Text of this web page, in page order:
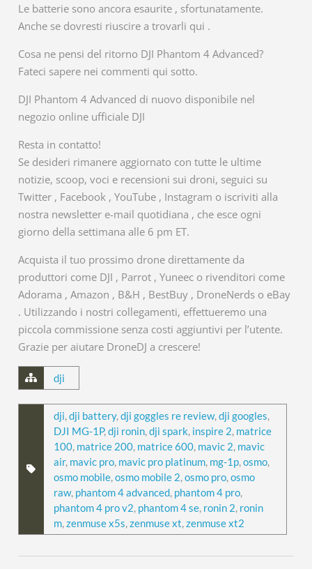
Le batterie sono ancora esaurite , sfortunatamente.
Anche se dovresti riuscire a trovarli qui .
Cosa ne pensi del ritorno DJI Phantom 4 Advanced?
Fateci sapere nei commenti qui sotto.
DJI Phantom 4 Advanced di nuovo disponibile nel
negozio online ufficiale DJI
Resta in contatto!
Se desideri rimanere aggiornato con tutte le ultime
notizie, scoop, voci e recensioni sui droni, seguici su
Twitter , Facebook , YouTube , Instagram o iscriviti alla
nostra newsletter e-mail quotidiana , che esce ogni
giorno della settimana alle 6 pm ET.
Acquista il tuo prossimo drone direttamente da
produttori come DJI , Parrot , Yuneec o rivenditori come
Adorama , Amazon , B&H , BestBuy , DroneNerds o eBay
. Utilizzando i nostri collegamenti, effettueremo una
piccola commissione senza costi aggiuntivi per l’utente.
Grazie per aiutare DroneDJ a crescere!
dji
dji,dji battery,dji goggles re review,dji googles,
DJI MG-1P,dji ronin,dji spark, inspire 2, matrice
100, matrice 200, matrice 600, mavic 2, mavic
air, mavic pro, mavic pro platinum, mg-1p,osmo,
osmo mobile,osmo mobile 2,osmo pro,osmo
raw, phantom 4 advanced, phantom 4 pro,
phantom 4 pro v2, phantom 4 se, ronin 2, ronin
m,zenmuse x5s,zenmuse xt,zenmuse xt2